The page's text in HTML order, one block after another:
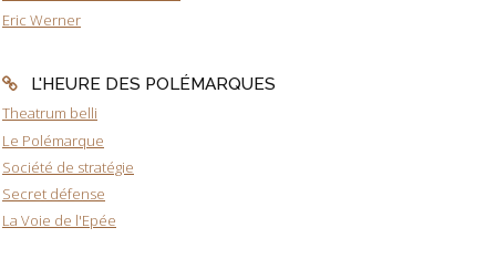
Eric Werner
L'HEURE DES POLÉMARQUES
Theatrum belli
Le Polémarque
Société de stratégie
Secret défense
La Voie de l'Epée